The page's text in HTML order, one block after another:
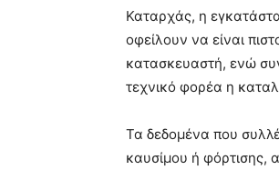
Καταρχάς, η
οφείλουν να είναι
κατασκευαστή, ενώ
τεχνικό φορέα η
Τα δεδομένα που
καυσίμου ή φόρτισης,